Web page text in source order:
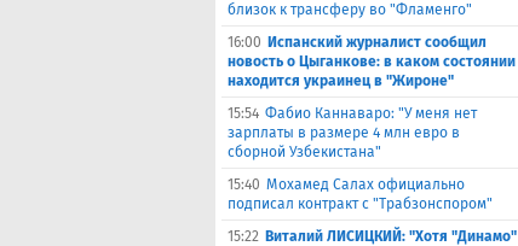
близок к трансферу во "Фламенго"
16:00 Испанский журналист сообщил
новость о Цыганкове: в каком состоянии
находится украинец в "Жироне"
15:54 Фабио Каннаваро: "У меня нет
зарплаты в размере 4 млн евро в
сборной Узбекистана"
15:40 Мохамед Салах официально
подписал контракт с "Трабзонспором"
15:22 Виталий ЛИСИЦКИЙ: "Хотя "Динамо"